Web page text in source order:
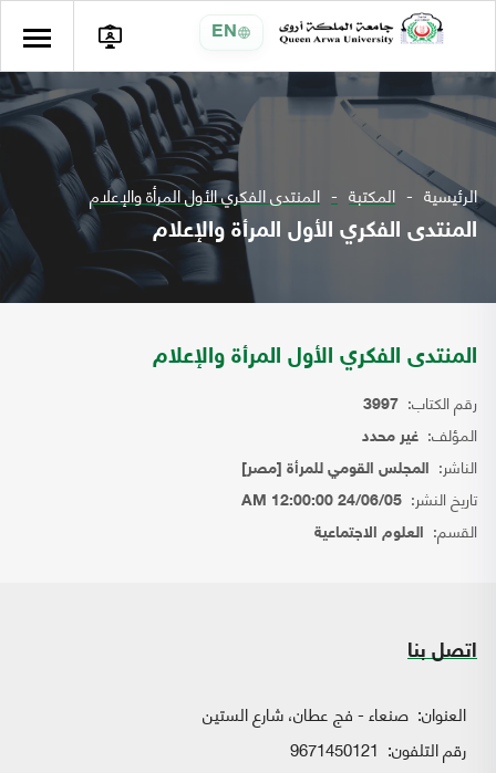
EN
الرئيسية المكتبة المنتدى الفكري الأول المرأة والإعلام
المنتدى الفكري الأول المرأة والإعلام
المنتدى الفكري الأول المرأة والإعلام
رقم الكتاب: 3997
المؤلف: غير محدد
الناشر: المجلس القومي للمرأة [مصر]
تاريخ النشر: 24/06/05 12:00:00 AM
القسم: العلوم الاجتماعية
اتصل بنا
العنوان: صنعاء - فج عطان، شارع الستين
رقم التلفون: 9671450121